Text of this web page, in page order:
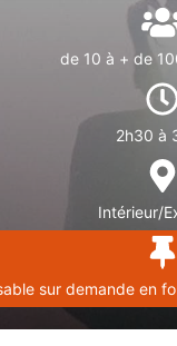
de 10 à + de
2h30 à
Intérieur/
sur demande en